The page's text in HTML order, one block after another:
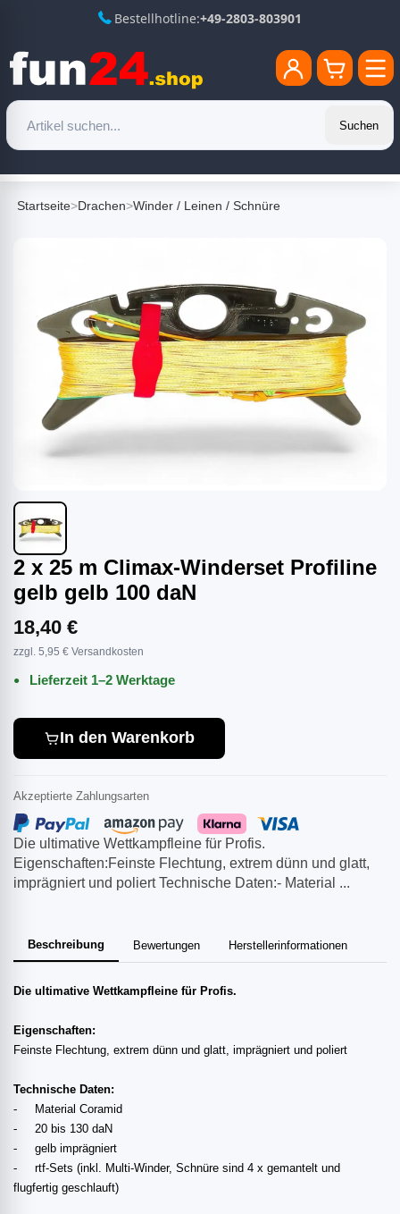
Bestellhotline:+49-2803-803901
Suchen
Startseite>Drachen>Winder / Leinen / Schnüre
2 x 25 m Climax-Winderset Profiline
gelb gelb 100 daN
Die ultimative Wettkampfleine für Profis.
Eigenschaften:Feinste Flechtung, extrem dünn und glatt,
imprägniert und poliert Technische Daten:- Material ...
Beschreibung Bewertungen Herstellerinformationen
Die ultimative Wettkampfleine für Profis.
Eigenschaften:
Feinste Flechtung, extrem dünn und glatt, imprägniert und poliert
Technische Daten:
-
Material Coramid
-
20 bis 130 daN
-
gelb imprägniert
-
rtf-Sets (inkl. Multi-Winder, Schnüre sind 4 x gemantelt und
flugfertig geschlauft)
18,40 €
zzgl. 5,95 € Versandkosten
Lieferzeit 1–2 Werktage
In den Warenkorb
Akzeptierte Zahlungsarten